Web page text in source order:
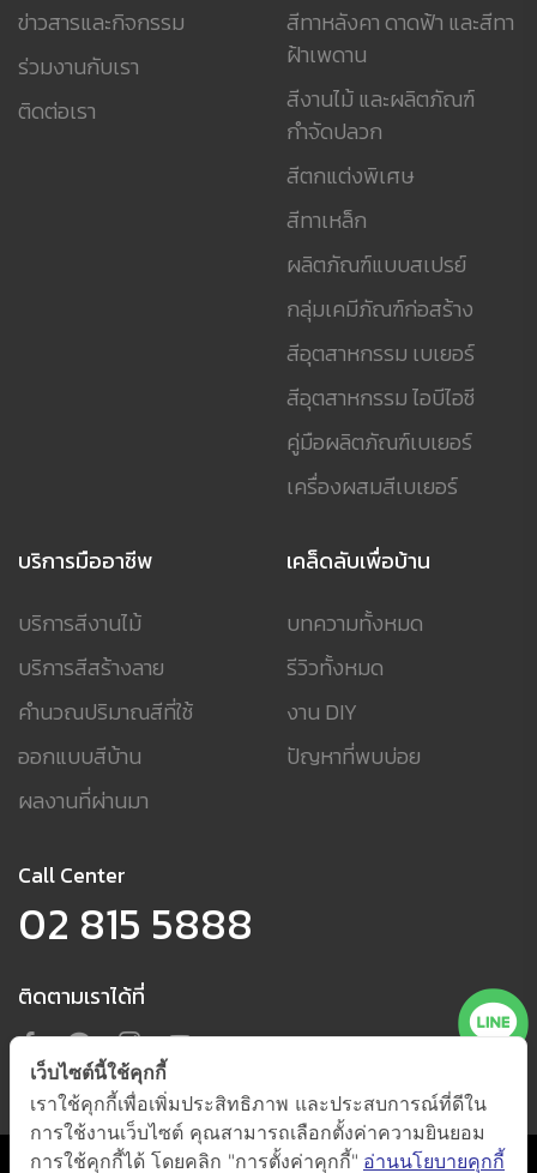
ข่าวสารและกิจกรรม
ร่วมงานกับเรา
ติดต่อเรา
สีทาหลังคา ดาดฟ้า และสีทา
ฝ้าเพดาน
สีงานไม้ และผลิตภัณฑ์
กำจัดปลวก
สีตกแต่งพิเศษ
สีทาเหล็ก
ผลิตภัณฑ์แบบสเปรย์
กลุ่มเคมีภัณฑ์ก่อสร้าง
สีอุตสาหกรรม เบเยอร์
สีอุตสาหกรรม ไอบีไอซี
คู่มือผลิตภัณฑ์เบเยอร์
เครื่องผสมสีเบเยอร์
บริการมืออาชีพ
บริการสีงานไม้
บริการสีสร้างลาย
คำนวณปริมาณสีที่ใช้
ออกแบบสีบ้าน
ผลงานที่ผ่านมา
เคล็ดลับเพื่อบ้าน
บทความทั้งหมด
รีวิวทั้งหมด
งาน DIY
ปัญหาที่พบบ่อย
Call Center
02 815 5888
ติดตามเราได้ที่
เว็บไซต์นี้ใช้คุกกี้
เราใช้คุกกี้เพื่อเพิ่มประสิทธิภาพ และประสบการณ์ที่ดีใน
การใช้งานเว็บไซต์ คุณสามารถเลือกตั้งค่าความยินยอม
การใช้คุกกี้ได้ โดยคลิก "การตั้งค่าคุกกี้" อ่านนโยบายคุกกี้